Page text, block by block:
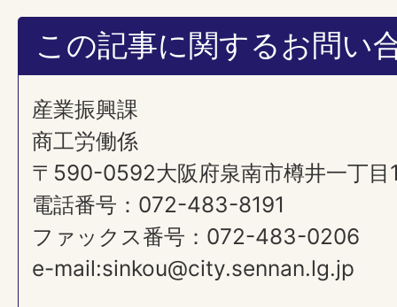
この記事に関するお問い
産業振興課
商工労働係
〒590-0592大阪府泉南市樽井一丁目
電話番号：072-483-8191
ファックス番号：072-483-0206
e-mail:sinkou@city.sennan.lg.jp